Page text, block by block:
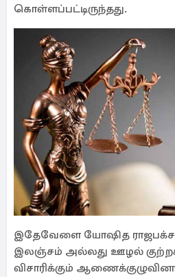
கொள்ளப்பட்டிருந்தது.
இதேவேளை யோஷித
இலஞ்சம் அல்லது ஊழல்
விசாரிக்கும்